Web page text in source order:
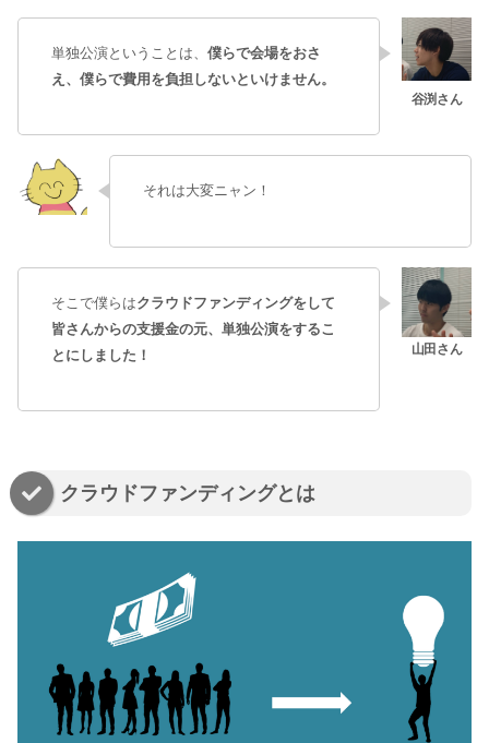
単独公演ということは、 僕らで会場をおさ
え、僕らで費用を負担しないといけません。
それは大変ニャン！
そこで僕らはクラウドファンディングをして
皆さんからの支援金の元、単独公演をするこ
とにしました！
クラウドファンディングとは